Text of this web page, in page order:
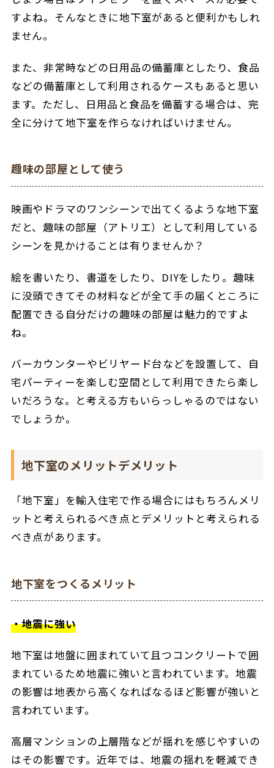
すよね。そんなときに地下室があると便利かもしれ
ません。
また、非常時などの日用品の備蓄庫としたり、食品
などの備蓄庫として利用されるケースもあると思い
ます。ただし、日用品と食品を備蓄する場合は、完
全に分けて地下室を作らなければいけません。
趣味の部屋として使う
映画やドラマのワンシーンで出てくるような地下室
だと、趣味の部屋（アトリエ）として利用している
シーンを見かけることは有りませんか？
絵を書いたり、書道をしたり、DIYをしたり。趣味
に没頭できてその材料などが全て手の届くところに
配置できる自分だけの趣味の部屋は魅力的ですよ
ね。
バーカウンターやビリヤード台などを設置して、自
宅パーティーを楽しむ空間として利用できたら楽し
いだろうな。と考える方もいらっしゃるのではない
でしょうか。
地下室のメリットデメリット
「地下室」を輸入住宅で作る場合にはもちろんメリ
ットと考えられるべき点とデメリットと考えられる
べき点があります。
地下室をつくるメリット
・地震に強い
地下室は地盤に囲まれていて且つコンクリートで囲
まれているため地震に強いと言われています。地震
の影響は地表から高くなればなるほど影響が強いと
言われています。
高層マンションの上層階などが揺れを感じやすいの
はその影響です。近年では、地震の揺れを軽減でき